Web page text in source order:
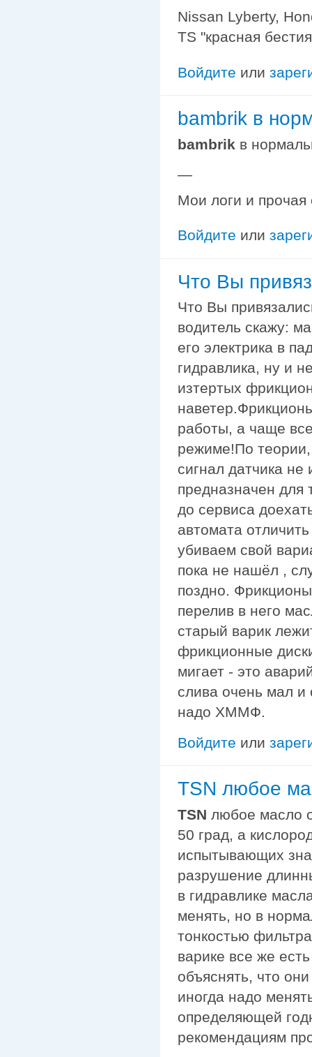
Nissan Lyberty,
TS "красная
Войдите или
bambrik в
bambrik в
—
Мои логи и
Войдите или
Что Вы
Что Вы
водитель скажу:
его электрика в
гидравлика, ну и
изтертых
работы, а чаще
режиме!По теории,
сигнал датчика
предназначен для
до сервиса
автомата
убиваем свой
пока не нашёл ,
поздно.
перелив в него
старый варик
фрикционные
мигает - это
слива очень мал и
надо ХММФ.
Войдите или
TSN любое
TSN любое масло
50 град, а
испытывающих
разрушение
в гидравлике
менять, но в
тонкостью
варике все же
объяснять, что
иногда надо
определяющей
рекомендациям